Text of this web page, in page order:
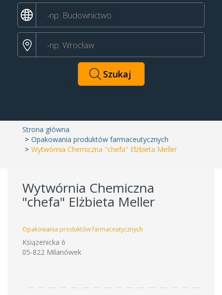
Strona główna
Opakowania produktów farmaceutycznych
Wytwórnia Chemiczna "chefa" Elżbieta Meller
Wytwórnia Chemiczna
"chefa" Elżbieta Meller
Opakowania produktów farmaceutycznych
Książenicka 6
05-822 Milanówek